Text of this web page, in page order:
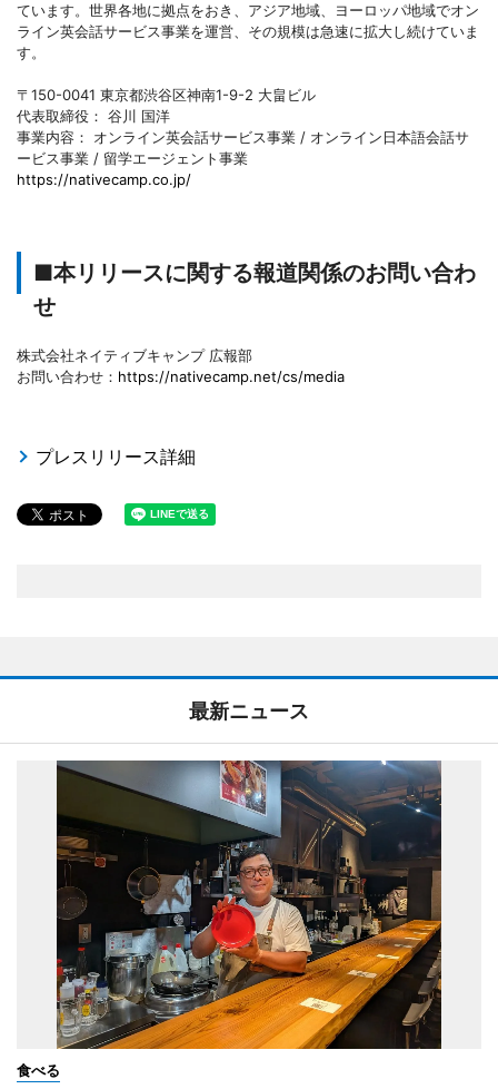
ています。世界各地に拠点をおき、アジア地域、ヨーロッパ地域でオン
ライン英会話サービス事業を運営、その規模は急速に拡大し続けていま
す。
〒150-0041 東京都渋谷区神南1-9-2 大畠ビル
代表取締役： 谷川 国洋
事業内容： オンライン英会話サービス事業 / オンライン日本語会話サ
ービス事業 / 留学エージェント事業
https://nativecamp.co.jp/
■本リリースに関する報道関係のお問い合わ
せ
株式会社ネイティブキャンプ 広報部
お問い合わせ： https://nativecamp.net/cs/media
プレスリリース詳細
最新ニュース
食べる